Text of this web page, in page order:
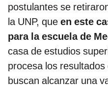
postulantes se
la UNP, que en este
para la escuela de
casa de estudios
procesa los
buscan alcanzar una